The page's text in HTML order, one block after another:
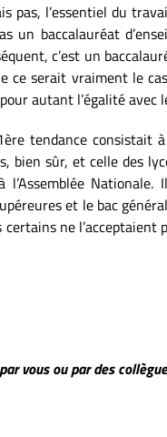
pas, l’essentiel du
un baccalauréat
c’est un
ce serait vraiment le
autant l’égalité avec
re tendance consistait
bien sûr, et celle des
et le bac
ne
vous ou par des